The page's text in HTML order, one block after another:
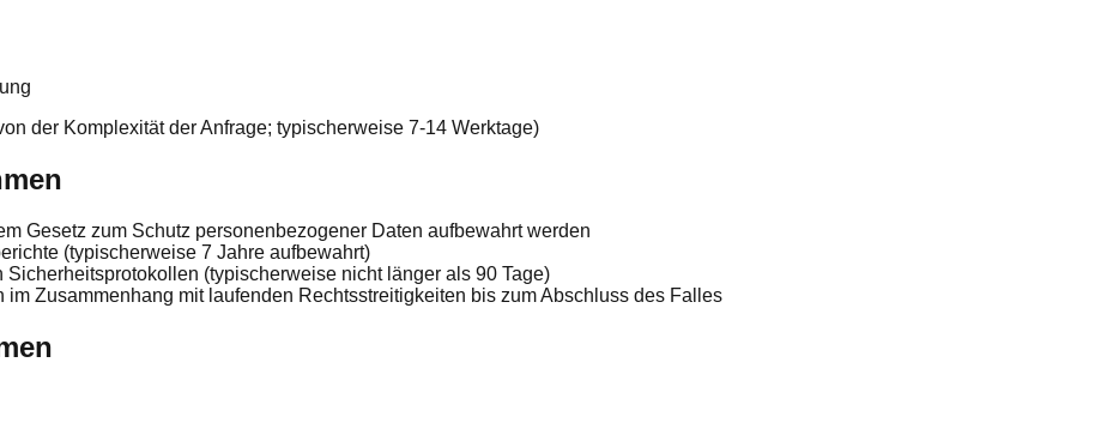
der Komplexität der Anfrage; typischerweise 7-14 Werktage)
Gesetz zum Schutz personenbezogener Daten aufbewahrt werden
(typischerweise 7 Jahre aufbewahrt)
(typischerweise nicht länger als 90 Tage)
Zusammenhang mit laufenden Rechtsstreitigkeiten bis zum Abschluss des Falles